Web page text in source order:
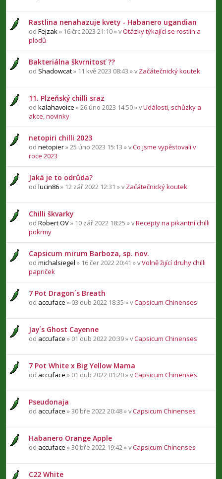
Rastlina nenahazuje kvety - Habanero ugandian
od Fejzak » 16 črc 2023 21:10 » vOtázky týkající se rostlin a
plodů
Bakteriálna škvrnitosť ??
od Shadowcat» 11 kvě 2023 08:43 » vZačátečnický koutek
11. Plzeňský chilli sraz
od kalahavoice » 26 úno 2023 14:50 » vUdálosti, schůzky a
akce, novinky
netopiri chilli 2023
od netopier» 25 úno 2023 15:13 » vCo jsme vypěstovali v
roce 2023
Jaká je to odrůda?
od lucin86» 12 zář 2022 12:31 » vZačátečnický koutek
Chilli škvarky
od Robert OV» 10 zář 2022 18:25 » vRecepty na pikantní chilli
pokrmy
Capsicum mirum Barboza, sp. nov.
od michalsiegel » 16 čer 2022 20:41 » vVolně žijící druhy chilli
papriček
7 Pot Dragon´s Breath
od accuface » 03 dub 2022 18:35 » vCapsicum Chinenses
Jay´s Ghost Cayenne
od accuface » 01 dub 2022 20:39 » vCapsicum Chinenses
7 Pot White x Big Yellow Mama
od accuface » 01 dub 2022 01:20 » vCapsicum Chinenses
Pseudonaja
od accuface » 30 bře 2022 20:48 » vCapsicum Chinenses
Habanero Orange Apple
od accuface » 30 bře 2022 19:42 » vCapsicum Chinenses
C22 White